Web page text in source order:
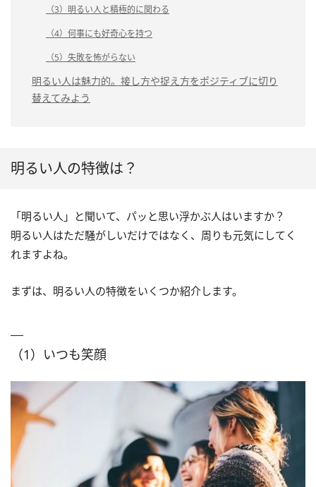
（3）明るい人と積極的に関わる
（4）何事にも好奇心を持つ
（5）失敗を怖がらない
明るい人は魅力的。接し方や捉え方をポジティブに切り
替えてみよう
明るい人の特徴は？
「明るい人」と聞いて、パッと思い浮かぶ人はいますか？
明るい人はただ騒がしいだけではなく、周りも元気にしてく
れますよね。
まずは、明るい人の特徴をいくつか紹介します。
（1）いつも笑顔